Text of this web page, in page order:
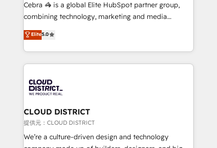
🏆 HubSpot Platform Migration Impact Award 🏆
Inbound Campaign of the Year 🏆 Gold AVA Digital
Award for Best Website 🌟 Accreditations: CRM
Cebra 🦓 is a global Elite HubSpot partner group,
combining technology, marketing and media
expertise across Latin America and Southern
Europe, with teams across 7 countries. Born in Chile,
we combine local insight with international reach to
help businesses grow through technology, creativity,
500+ HubSpot implementations, building end-to-
end solutions that integrate CRM, AI automation,
inbound and loop marketing, content, and digital
creativity. Our multicultural team works in Spanish,
Portuguese, and English to design scalable strategies
that drive measurable growth. 🌎 Highlights: • 10+
Elite5.0
CLOUD DISTRICT
提供元：CLOUD DISTRICT
We’re a culture-driven design and technology